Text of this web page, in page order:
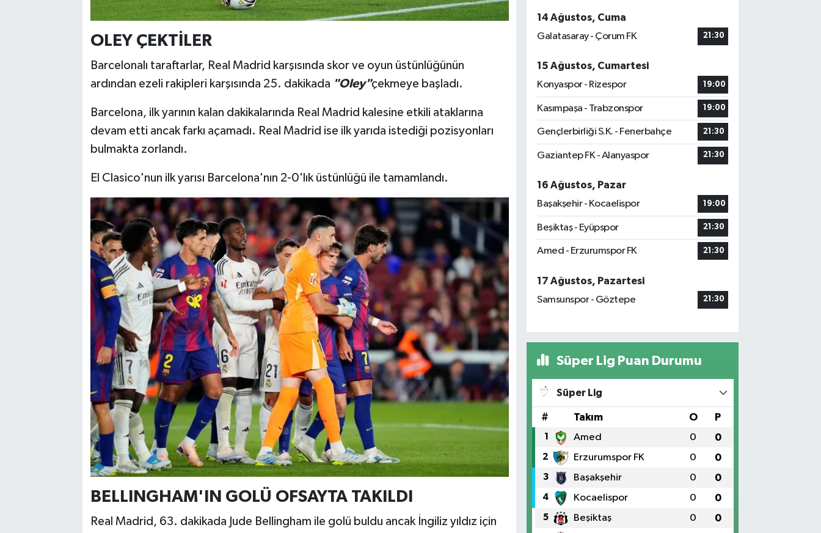
OLEY ÇEKTİLER
Barcelonalı taraftarlar, Real Madrid karşısında skor ve oyun üstünlüğünün
ardından ezeli rakipleri karşısında 25. dakikada "Oley"çekmeye başladı.
Barcelona, ilk yarının kalan dakikalarında Real Madrid kalesine etkili ataklarına
devam etti ancak farkı açamadı. Real Madrid ise ilk yarıda istediği pozisyonları
bulmakta zorlandı.
El Clasico'nun ilk yarısı Barcelona'nın 2-0'lık üstünlüğü ile tamamlandı.
BELLINGHAM'IN GOLÜ OFSAYTA TAKILDI
Real Madrid, 63. dakikada Jude Bellingham ile golü buldu ancak İngiliz yıldız için
14 Ağustos, Cuma
Galatasaray - Çorum FK
21:30
15 Ağustos, Cumartesi
Konyaspor - Rizespor
19:00
Kasımpaşa - Trabzonspor 19:00
Gençlerbirliği S.K. - Fenerbahçe 21:30
Gaziantep FK - Alanyaspor 21:30
16 Ağustos, Pazar
Başakşehir - Kocaelispor
19:00
Beşiktaş - Eyüpspor 21:30
Amed - Erzurumspor FK 21:30
17 Ağustos, Pazartesi
Samsunspor - Göztepe
21:30
Süper Lig Puan Durumu
Süper Lig
# Takım O P
1 Amed 0 0
2 Erzurumspor FK 0 0
3 Başakşehir 0 0
4 Kocaelispor 0 0
5 Beşiktaş 0 0